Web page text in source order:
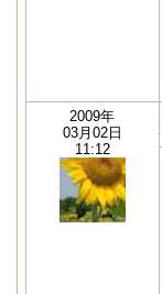
2009年
03月02日
11:12